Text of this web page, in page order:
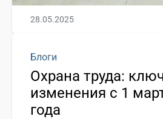
28.05.2025
Блоги
Охрана труда:
изменения с 1
года